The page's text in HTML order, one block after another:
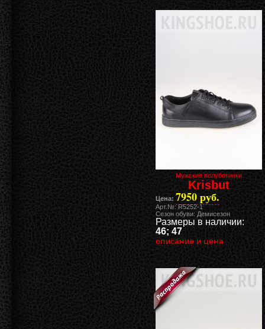
Мужские полуботинки
Krisbut
Цена: 7950 руб.
Арт.№: R5252-1
Сезон обуви: Демисезон
Размеры в наличии:
46; 47
описание и цена